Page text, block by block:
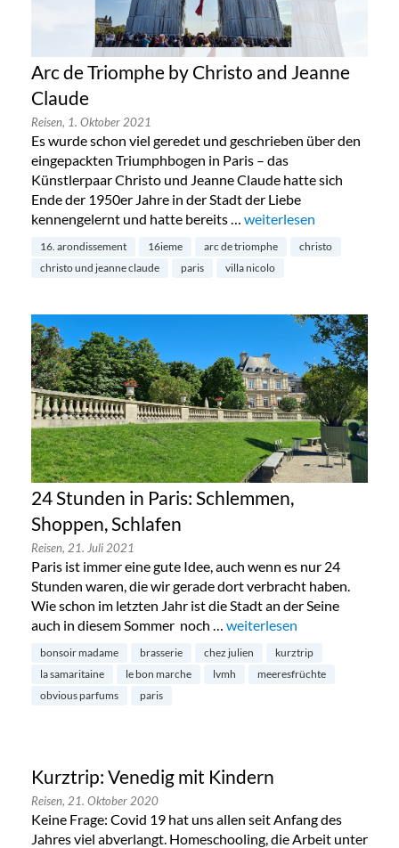
Arc de Triomphe by Christo and Jeanne
Claude
Reisen, 1. Oktober 2021
Es wurde schon viel geredet und geschrieben über den
eingepackten Triumphbogen in Paris – das
Künstlerpaar Christo und Jeanne Claude hatte sich
Ende der 1950er Jahre in der Stadt der Liebe
kennengelernt und hatte bereits … „Arc de Triomphe by
weiterlesen
16. arondissement 16ieme arc de triomphe
christo
christo und jeanne claude
paris villa nicolo
24 Stunden in Paris: Schlemmen,
Shoppen, Schlafen
Reisen, 21. Juli 2021
Paris ist immer eine gute Idee, auch wenn es nur 24
Stunden waren, die wir gerade dort verbracht haben.
Wie schon im letzten Jahr ist die Stadt an der Seine
auch in diesem Sommer noch … „24 Stunden in Paris:
weiterlesen
bonsoir madame brasserie chez julien
kurztrip
la samaritaine
le bon marche lvmh
meeresfrüchte
obvious parfums
paris
Kurztrip: Venedig mit Kindern
Reisen, 21. Oktober 2020
Keine Frage: Covid 19 hat uns allen seit Anfang des
Jahres viel abverlangt. Homeschooling, die Arbeit unter